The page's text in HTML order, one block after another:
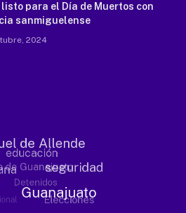
listo para el Día de Muertos con
sanmiguelense
2024